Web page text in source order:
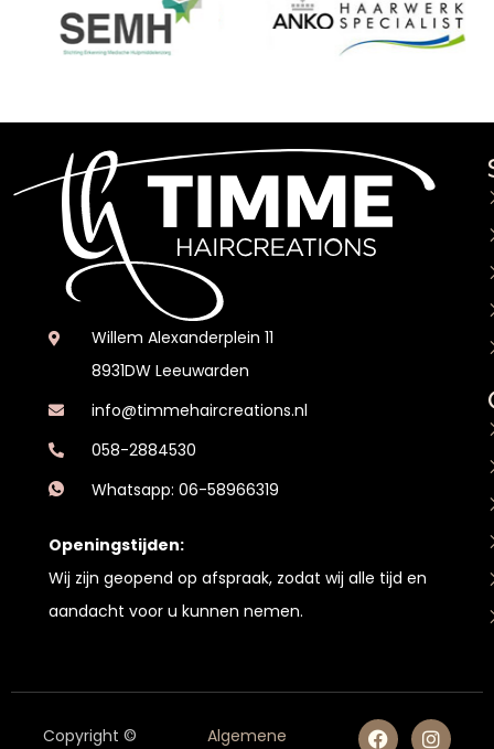
Willem Alexanderplein 11
8931DW Leeuwarden
info@timmehaircreations.nl
058-2884530
Whatsapp: 06-58966319
Openingstijden:
Wij zijn geopend op afspraak, zodat wij alle tijd en
aandacht voor u kunnen nemen.
Copyright ©
Algemene